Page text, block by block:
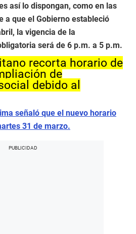
así lo dispongan, como en las
a que el Gobierno estableció
la vigencia de la
será de 6 p.m. a 5 p.m.
recorta horario de
de
debido al
señaló que el nuevo horario
31 de marzo.